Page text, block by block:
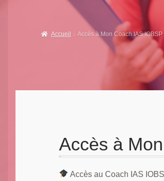
Accueil Accès à Mon Coach IAS IOBSP
Accès à
Accès au Coach IAS